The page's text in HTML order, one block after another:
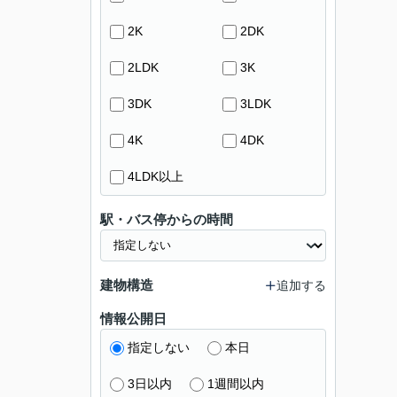
2K 2DK
2LDK 3K
3DK 3LDK
4K 4DK
4LDK以上
駅・バス停からの時間
建物構造 追加する
情報公開日
指定しない 本日
3日以内 1週間以内